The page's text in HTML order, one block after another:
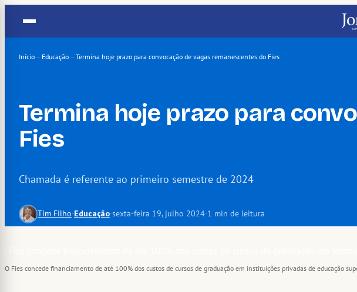
conteúdo
Início – Educação – Termina hoje prazo para convocação de vagas remanescentes do Fies
Termina hoje prazo para
Fies
Chamada é referente ao primeiro semestre de 2024
Tim Filho·Educação·sexta-feira 19, julho 2024·1 min de leitura
O Fies concede financiamento de até 100% dos custos de cursos de graduação em instituições privadas de educação